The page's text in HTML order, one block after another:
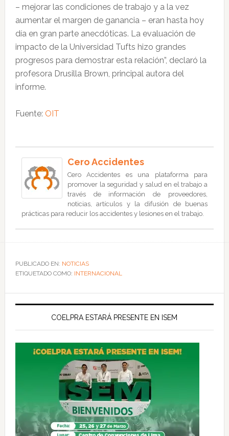
– mejorar las condiciones de trabajo y a la vez
aumentar el margen de ganancia – eran hasta hoy
día en gran parte anecdóticas. La evaluación de
impacto de la Universidad Tufts hizo grandes
progresos para demostrar esta relación”, declaró la
profesora Drusilla Brown, principal autora del
informe.
Fuente: OIT
Cero Accidentes
Cero Accidentes es una plataforma para
promover la seguridad y salud en el trabajo a
través de información de proveedores,
noticias, artículos y la difusión de buenas
prácticas para reducir los accidentes y lesiones en el trabajo.
PUBLICADO EN: NOTICIAS
ETIQUETADO COMO: INTERNACIONAL
COELPRA ESTARÁ PRESENTE EN ISEM